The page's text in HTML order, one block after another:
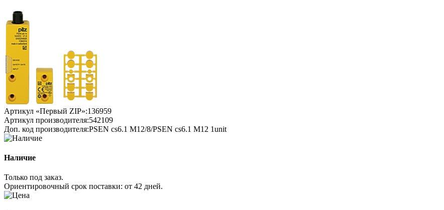
Артикул «Первый ZIP»:136959
Артикул производителя:542109
Доп. код производителя:PSEN cs6.1 M12/8/PSEN cs6.1 M12 1unit
Наличие
Только под заказ.
Ориентировочный срок поставки: от 42 дней.